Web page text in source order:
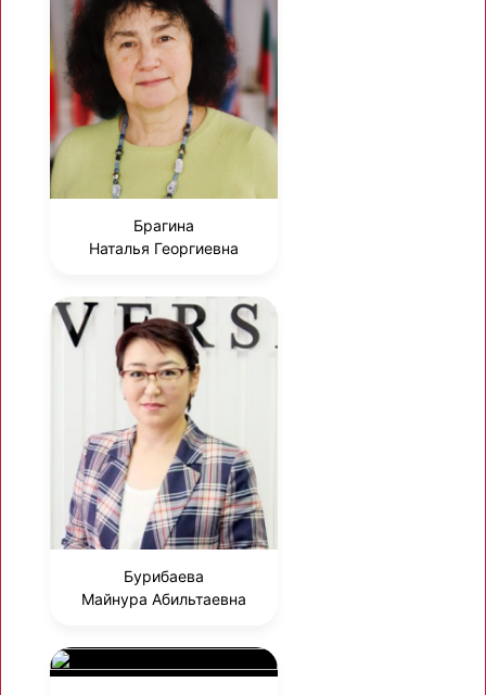
Брагина
Наталья Георгиевна
Бурибаева
Майнура Абильтаевна